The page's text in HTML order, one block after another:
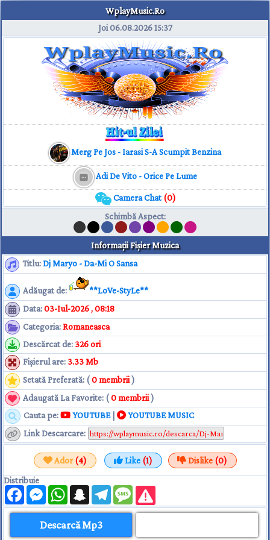
WplayMusic.Ro
Joi 06.08.202615:37
Merg Pe Jos - Iarasi S-A Scumpit Benzina
Adi De Vito - Orice Pe Lume
Camera Chat(0)
Schimbă Aspect:
Informaţii Fişier Muzica
Titlu:Dj Maryo - Da-Mi O Sansa
Adăugat de:
**LoVe-StyLe**
Data:03-Iul-2026 , 08:18
Categoria:Romaneasca
Descărcat de: 326 ori
Fişierul are: 3.33 Mb
Setată Preferată: (0 membrii )
Adaugată La Favorite: (0 membrii)
Cauta pe:
YOUTUBE|
YOUTUBE MUSIC
Link Descarcare:
Ador(4) Like (1) Dislike (0)
Distribuie
FacebookMessengerWhatsAppSnapchatTelegramMessage
Descarcă Mp3